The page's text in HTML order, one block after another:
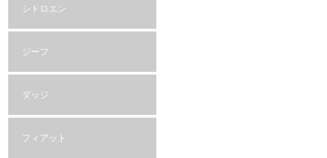
シトロエン
ジープ
ダッジ
フィアット